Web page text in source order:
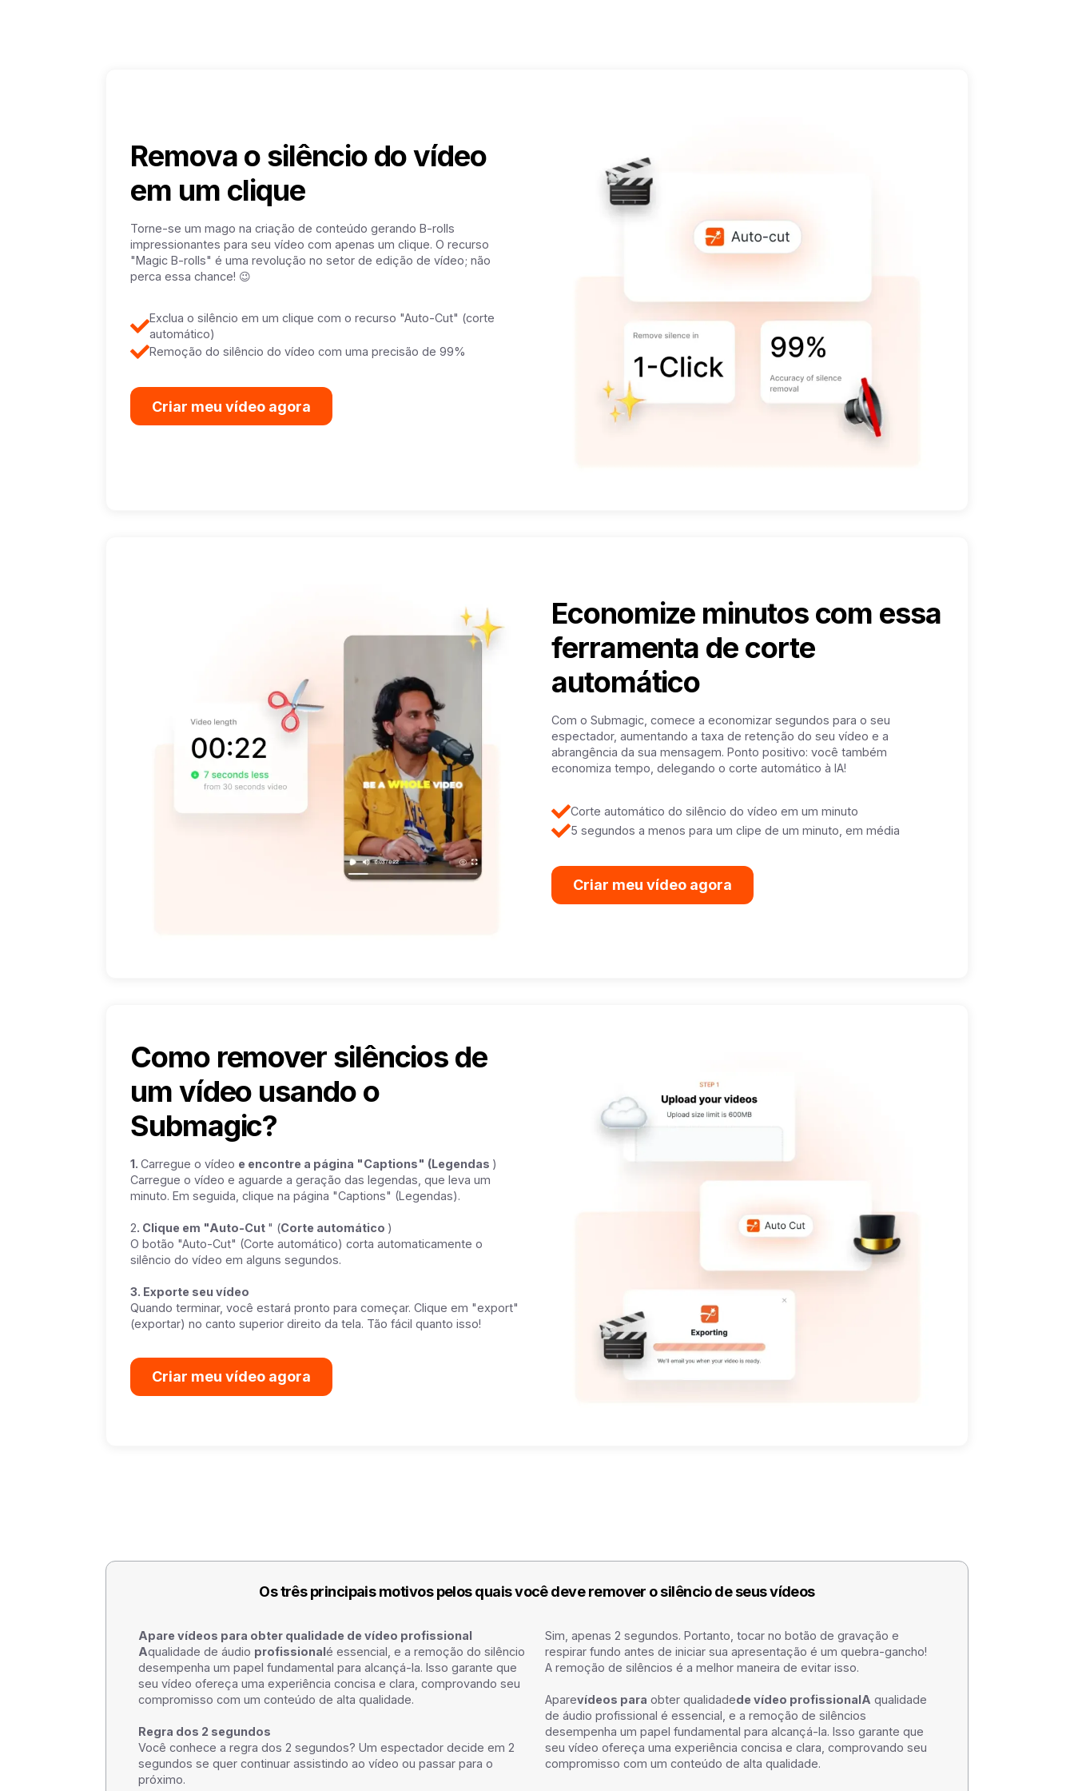
Remova o silêncio do vídeo
em um clique
Torne-se um mago na criação de conteúdo gerando B-rolls
impressionantes para seu vídeo com apenas um clique. O recurso
"Magic B-rolls" é uma revolução no setor de edição de vídeo; não
perca essa chance! 😉
Exclua o silêncio em um clique com o recurso "Auto-Cut" (corte
automático)
Remoção do silêncio do vídeo com uma precisão de 99%
Criar meu vídeo agora
Economize minutos com essa
ferramenta de corte
automático
Com o Submagic, comece a economizar segundos para o seu
espectador, aumentando a taxa de retenção do seu vídeo e a
abrangência da sua mensagem. Ponto positivo: você também
economiza tempo, delegando o corte automático à IA!
Corte automático do silêncio do vídeo em um minuto
5 segundos a menos para um clipe de um minuto, em média
Criar meu vídeo agora
Como remover silêncios de
um vídeo usando o
Submagic?
1. Carregue o vídeo e encontre a página "Captions" (Legendas )
Carregue o vídeo e aguarde a geração das legendas, que leva um
minuto. Em seguida, clique na página "Captions" (Legendas).
2. Clique em "Auto-Cut " (Corte automático )
O botão "Auto-Cut" (Corte automático) corta automaticamente o
silêncio do vídeo em alguns segundos.
3. Exporte seu vídeo
Quando terminar, você estará pronto para começar. Clique em "export"
(exportar) no canto superior direito da tela. Tão fácil quanto isso!
Criar meu vídeo agora
Os três principais motivos pelos quais você deve remover o silêncio de seus vídeos
Apare vídeos para obter qualidade de vídeo profissional
‍Aqualidade de áudio profissionalé essencial, e a remoção do silêncio
desempenha um papel fundamental para alcançá-la. Isso garante que
seu vídeo ofereça uma experiência concisa e clara, comprovando seu
compromisso com um conteúdo de alta qualidade.
Regra dos 2 segundos
Você conhece a regra dos 2 segundos? Um espectador decide em 2
segundos se quer continuar assistindo ao vídeo ou passar para o
próximo.
Sim, apenas 2 segundos. Portanto, tocar no botão de gravação e
respirar fundo antes de iniciar sua apresentação é um quebra-gancho!
A remoção de silêncios é a melhor maneira de evitar isso.
Aparevídeos para obter qualidadede vídeo profissionalA qualidade
de áudio profissional é essencial, e a remoção de silêncios
desempenha um papel fundamental para alcançá-la. Isso garante que
seu vídeo ofereça uma experiência concisa e clara, comprovando seu
compromisso com um conteúdo de alta qualidade.